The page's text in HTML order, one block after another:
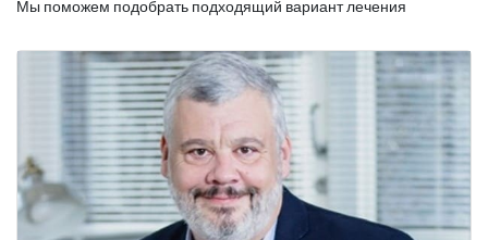
Мы поможем подобрать подходящий вариант лечения